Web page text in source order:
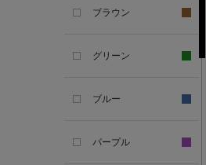
ブラウン
グリーン
ブルー
パープル